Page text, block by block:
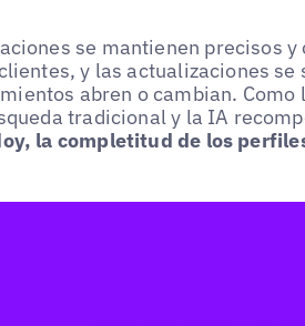
se mantienen precisos y
y las actualizaciones se
abren o cambian. Como
tradicional y la IA
la completitud de los